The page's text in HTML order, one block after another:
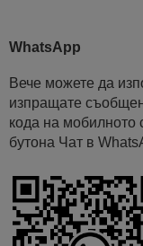
WhatsApp
Вече можете да
изпращате
кода на мобилното
бутона Чат в